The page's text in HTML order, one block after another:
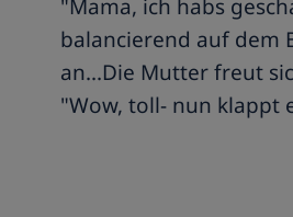
"Mama, ich habs
balancierend auf dem
an...Die Mutter freut
"Wow, toll- nun klappt